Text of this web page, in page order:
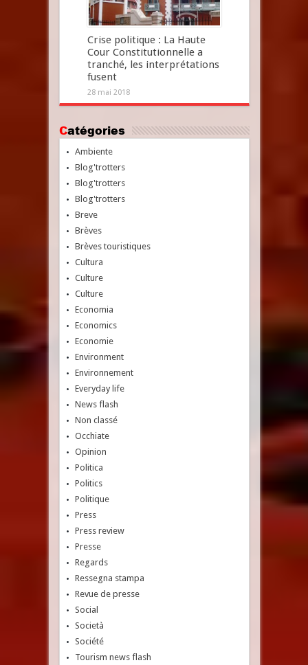
Crise politique : La Haute
Cour Constitutionnelle a
tranché, les interprétations
fusent
28 mai 2018
Catégories
Ambiente
Blog'trotters
Blog'trotters
Blog'trotters
Breve
Brèves
Brèves touristiques
Cultura
Culture
Culture
Economia
Economics
Economie
Environment
Environnement
Everyday life
News flash
Non classé
Occhiate
Opinion
Politica
Politics
Politique
Press
Press review
Presse
Regards
Ressegna stampa
Revue de presse
Social
Società
Société
Tourism news flash